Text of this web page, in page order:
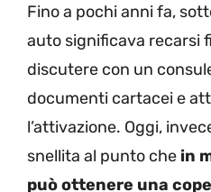
Fino a pochi anni fa,
auto significava recarsi
discutere con un
documenti cartacei e
l’attivazione. Oggi,
snellita al punto che in
può ottenere una